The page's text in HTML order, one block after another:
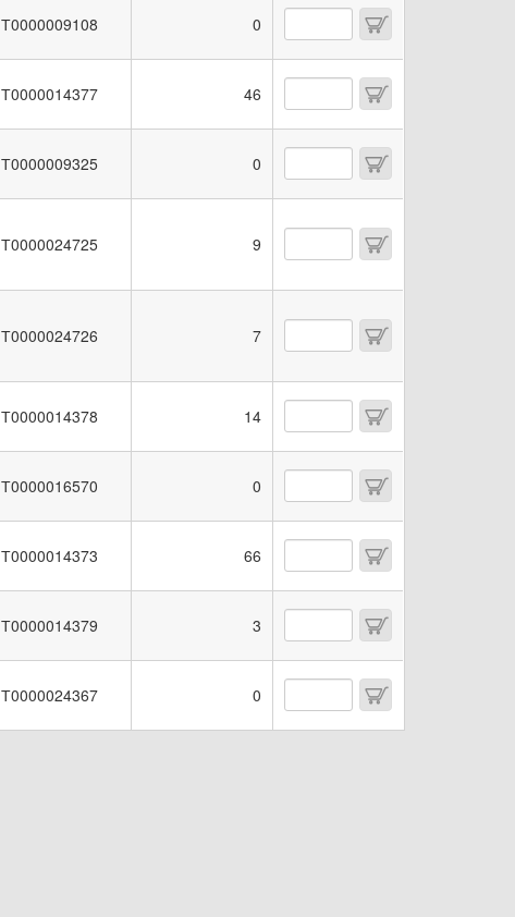
Т0000009108 0
Т0000014377 46
Т0000009325 0
Т0000024725 9
Т0000024726 7
Т0000014378 14
Т0000016570 0
Т0000014373 66
Т0000014379 3
Т0000024367 0